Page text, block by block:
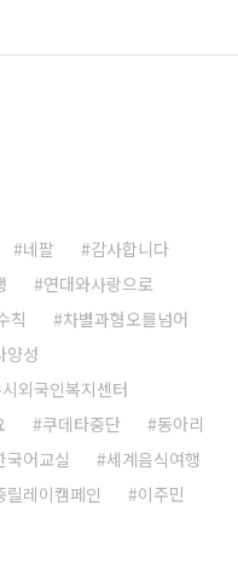
네팔
감사합니다
연대와사랑으로
칙
차별과혐오를넘어
양성
외국인복지센터
쿠데타중단
동아리
국어교실
세계음식여행
릴레이캠페인 이주민